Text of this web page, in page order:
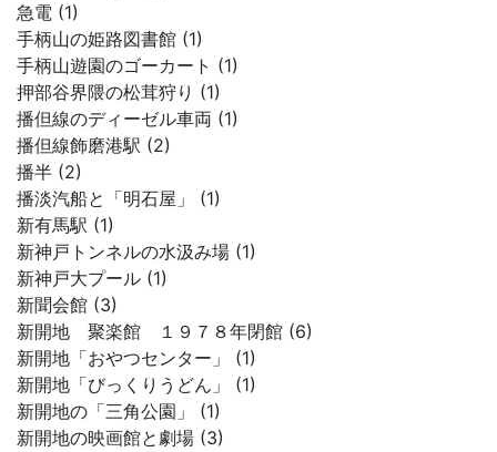
急電 (1)
手柄山の姫路図書館 (1)
手柄山遊園のゴーカート (1)
押部谷界隈の松茸狩り (1)
播但線のディーゼル車両 (1)
播但線飾磨港駅 (2)
播半 (2)
播淡汽船と「明石屋」 (1)
新有馬駅 (1)
新神戸トンネルの水汲み場 (1)
新神戸大プール (1)
新聞会館 (3)
新開地 聚楽館 １９７８年閉館 (6)
新開地「おやつセンター」 (1)
新開地「びっくりうどん」 (1)
新開地の「三角公園」 (1)
新開地の映画館と劇場 (3)